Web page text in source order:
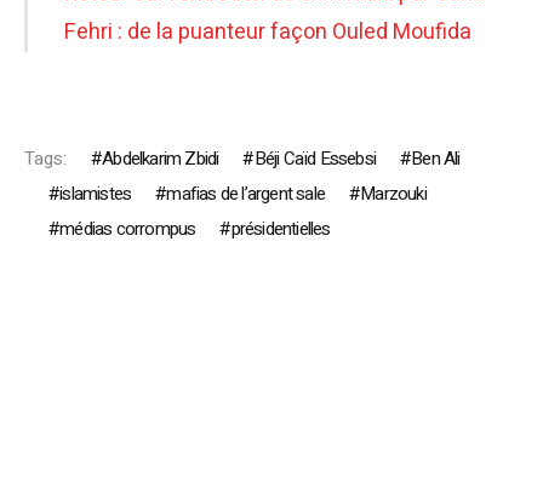
Fehri : de la puanteur façon Ouled Moufida
Tags: Abdelkarim Zbidi Béji Caïd Essebsi
Ben Ali
islamistes
mafias de l’argent sale
Marzouki
médias corrompus
présidentielles